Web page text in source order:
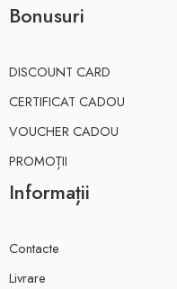
Bonusuri
DISCOUNT CARD
CERTIFICAT CADOU
VOUCHER CADOU
PROMOȚII
Informații
Contacte
Livrare